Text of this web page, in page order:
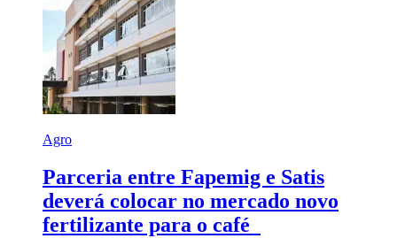
Agro
Parceria entre Fapemig e Satis
deverá colocar no mercado novo
fertilizante para o café